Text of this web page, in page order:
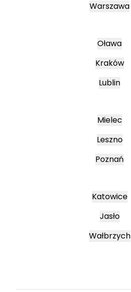
Warszawa
Oława
Kraków
Lublin
Mielec
Leszno
Poznań
Katowice
Jasło
Wałbrzych